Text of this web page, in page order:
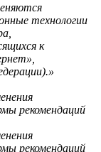
технологии
к
рекомендаций
рекомендаций